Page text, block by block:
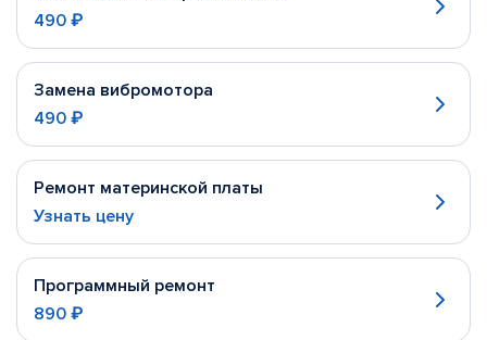
490 ₽
Замена вибромотора
490 ₽
Ремонт материнской платы
Узнать цену
Программный ремонт
890 ₽